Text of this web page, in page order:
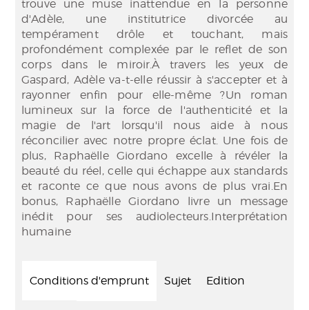
trouve une muse inattendue en la personne
d'Adèle, une institutrice divorcée au
tempérament drôle et touchant, mais
profondément complexée par le reflet de son
corps dans le miroir.À travers les yeux de
Gaspard, Adèle va-t-elle réussir à s'accepter et à
rayonner enfin pour elle-même ?Un roman
lumineux sur la force de l'authenticité et la
magie de l'art lorsqu'il nous aide à nous
réconcilier avec notre propre éclat. Une fois de
plus, Raphaëlle Giordano excelle à révéler la
beauté du réel, celle qui échappe aux standards
et raconte ce que nous avons de plus vrai.En
bonus, Raphaëlle Giordano livre un message
inédit pour ses audiolecteurs.Interprétation
humaine
Conditions d'emprunt Sujet Edition